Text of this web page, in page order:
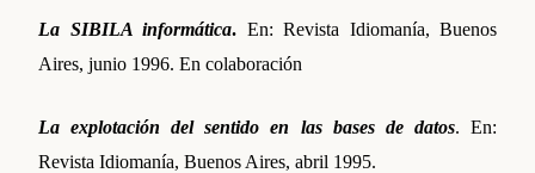
La SIBILA informática. En: Revista Idiomanía, Buenos
Aires, junio 1996. En colaboración
La explotación del sentido en las bases de datos. En:
Revista Idiomanía, Buenos Aires, abril 1995.